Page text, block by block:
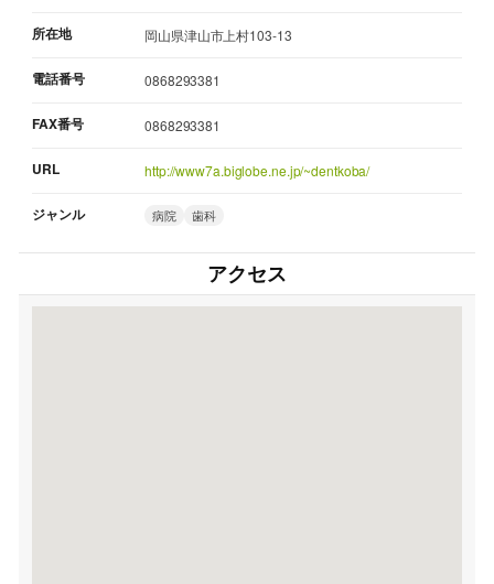
所在地 岡山県津山市上村103-13
電話番号 0868293381
FAX番号 0868293381
URL http://www7a.biglobe.ne.jp/~dentkoba/
ジャンル 病院 歯科
アクセス